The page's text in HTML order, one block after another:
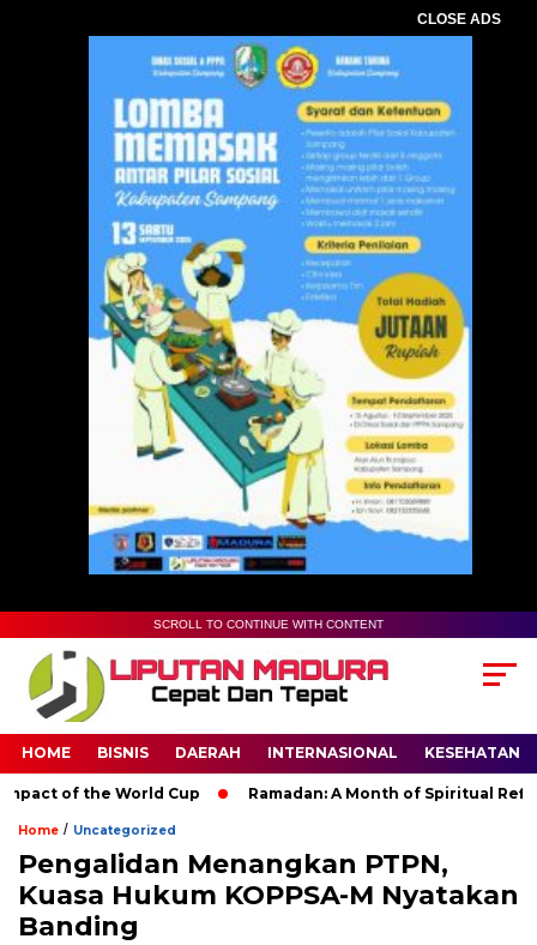
CLOSE ADS
SCROLL TO CONTINUE WITH CONTENT
HOME BISNIS DAERAH INTERNASIONAL KESEHATAN
of the World Cup Ramadan: A Month of Spiritual
Home / Uncategorized
Pengalidan Menangkan PTPN,
Kuasa Hukum KOPPSA-M Nyatakan
Banding